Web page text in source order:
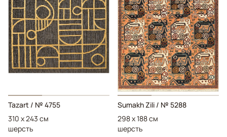
Tazart / № 4755
310 x 243 см
шерсть
Sumakh Zili / № 5288
298 x 188 см
шерсть